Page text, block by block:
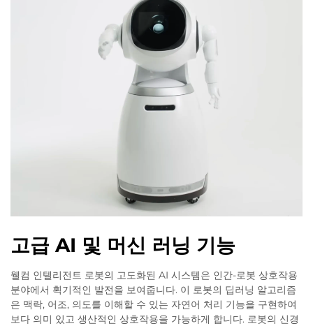
고급 AI 및 머신 러닝 기능
웰컴 인텔리전트 로봇의 고도화된 AI 시스템은 인간-로봇 상호작용
분야에서 획기적인 발전을 보여줍니다. 이 로봇의 딥러닝 알고리즘
은 맥락, 어조, 의도를 이해할 수 있는 자연어 처리 기능을 구현하여
보다 의미 있고 생산적인 상호작용을 가능하게 합니다. 로봇의 신경